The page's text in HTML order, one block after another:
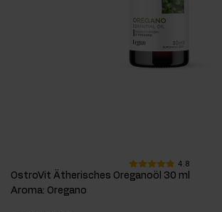
4.8
OstroVit Ätherisches Oreganoöl 30 ml
Aroma: Oregano